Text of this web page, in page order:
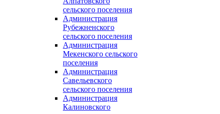
сельского поселения
Администрация
Рубежненского
сельского поселения
Администрация
Мекенского сельского
поселения
Администрация
Савельевского
сельского поселения
Администрация
Калиновского